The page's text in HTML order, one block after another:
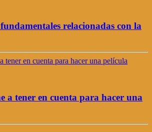
relacionadas con la
a tener en cuenta para hacer una